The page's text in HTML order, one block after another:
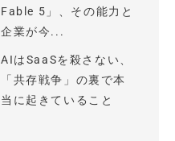
Fable 5」、その能力と
企業が今...
AIはSaaSを殺さない、
「共存戦争」の裏で本
当に起きていること